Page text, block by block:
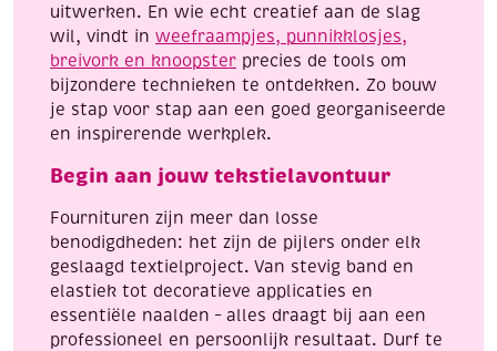
uitwerken. En wie echt creatief aan de slag
wil, vindt in weefraampjes, punnikklosjes,
breivork en knoopster precies de tools om
bijzondere technieken te ontdekken. Zo bouw
je stap voor stap aan een goed georganiseerde
en inspirerende werkplek.
Begin aan jouw tekstielavontuur
Fournituren zijn meer dan losse
benodigdheden: het zijn de pijlers onder elk
geslaagd textielproject. Van stevig band en
elastiek tot decoratieve applicaties en
essentiële naalden – alles draagt bij aan een
professioneel en persoonlijk resultaat. Durf te